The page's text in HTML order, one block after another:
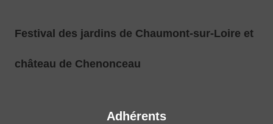
Festival des jardins de Chaumont-sur-Loire et
château de Chenonceau
Adhérents